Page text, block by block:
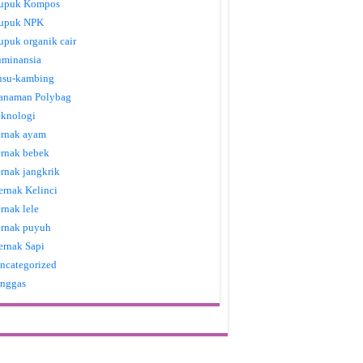
Kompos
NPK
organik cair
kambing
Polybag
ayam
bebek
jangkrik
Kelinci
lele
puyuh
Sapi